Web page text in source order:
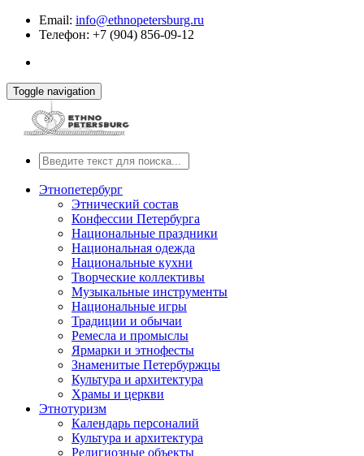
Email: info@ethnopetersburg.ru
Телефон: +7 (904) 856-09-12
Toggle navigation
Этнопетербург
Этнический состав
Конфессии Петербурга
Национальные праздники
Национальная одежда
Национальные кухни
Творческие коллективы
Музыкальные инструменты
Национальные игры
Традиции и обычаи
Ремесла и промыслы
Ярмарки и этнофесты
Знаменитые Петербуржцы
Культура и архитектура
Храмы и церкви
Этнотуризм
Календарь персоналий
Культура и архитектура
Религиозные объекты